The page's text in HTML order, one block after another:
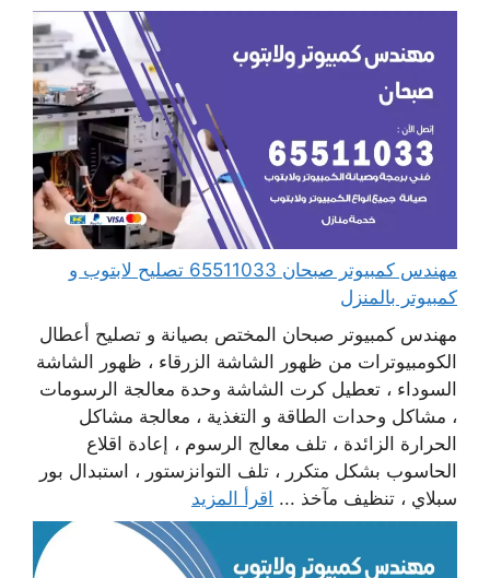
مهندس كمبيوتر صبحان 65511033 تصليح لابتوب و
كمبيوتر بالمنزل
مهندس كمبيوتر صبحان المختص بصيانة و تصليح أعطال
الكومبيوترات من ظهور الشاشة الزرقاء ، ظهور الشاشة
السوداء ، تعطيل كرت الشاشة وحدة معالجة الرسومات
، مشاكل وحدات الطاقة و التغذية ، معالجة مشاكل
الحرارة الزائدة ، تلف معالج الرسوم ، إعادة اقلاع
الحاسوب بشكل متكرر ، تلف التوانزستور ، استبدال بور
سبلاي ، تنظيف مآخذ ... اقرأ المزيد